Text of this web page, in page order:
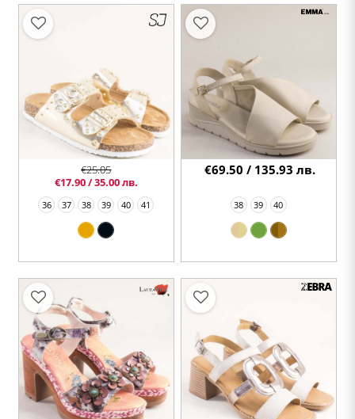
36 37 38 39 40 41
€25.05
€17.90 / 35.00 лв.
38 39 40
€69.50 / 135.93 лв.